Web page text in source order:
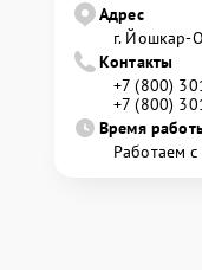
Адрес
г. Йошкар-
Контакты
+7 (800)
+7 (800)
Время
Работаем